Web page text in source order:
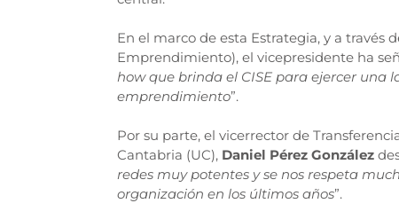
En el marco de esta Estrategia, y a través
Emprendimiento), el vicepresidente ha
how que brinda el CISE para ejercer una
emprendimiento”.
Por su parte, el vicerrector de
Cantabria (UC), Daniel Pérez González
redes muy potentes y se nos respeta
organización en los últimos años”.